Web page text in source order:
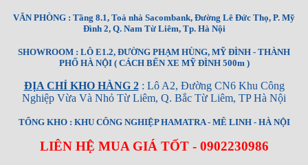
VĂN PHÒNG : Tầng 8.1, Toà nhà Sacombank, Đường Lê Đức Thọ, P. Mỹ
Đình 2, Q. Nam Từ Liêm, Tp. Hà Nội
SHOWROOM : LÔ E1.2, ĐƯỜNG PHẠM HÙNG, MỸ ĐÌNH - THÀNH
PHỐ HÀ NỘI ( CÁCH BẾN XE MỸ ĐÌNH 500m )
ĐỊA CHỈ KHO HÀNG 2: Lô A2, Đường CN6 Khu Công
Nghiệp Vừa Và Nhỏ Từ Liêm, Q. Bắc Từ Liêm, TP Hà Nội
TỔNG KHO : KHU CÔNG NGHIỆP HAMATRA - MÊ LINH - HÀ NỘI
LIÊN HỆ MUA GIÁ TỐT - 0902230986